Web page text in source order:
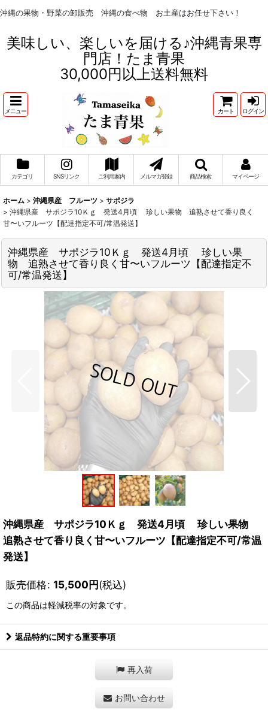
沖縄の果物・野菜の卸販売 沖縄の食べ物 お土産はお任せ下さい！
美味しい、楽しいを届ける♪沖縄青果専
門店！たま青果
30,000円以上送料無料
メニュー カート ログイン
カテゴリ SNSリンク ご利用案内 メルマガ登録 商品検索 マイページ
ホーム > 沖縄県産 フルーツ > サポジラ
> 沖縄県産 サポジラ10Ｋｇ 発送4月頃 珍しい果物 追熟させて香り良く
甘〜いフルーツ【配達指定不可/常温発送】
沖縄県産 サポジラ10Ｋｇ 発送4月頃 珍しい果
物 追熟させて香り良く甘〜いフルーツ【配達指定不
可/常温発送】
沖縄県産 サポジラ10Ｋｇ 発送4月頃 珍しい果物
追熟させて香り良く甘〜いフルーツ【配達指定不可/常温
発送】
販売価格: 15,500円(税込)
この商品は軽減税率の対象です。
返品特約に関する重要事項
再入荷
お問い合わせ